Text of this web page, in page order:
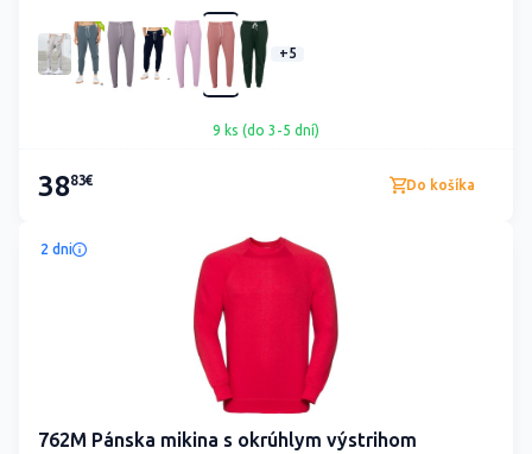
+5
9 ks (do 3-5 dní)
3883€ Do košíka
2 dni
762M Pánska mikina s okrúhlym výstrihom